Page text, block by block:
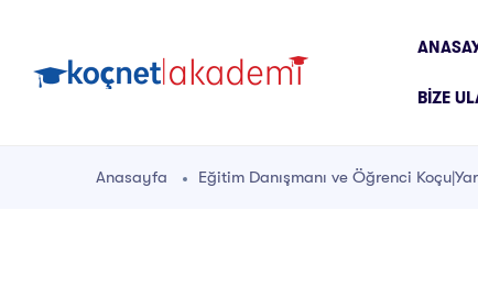
BIZE
Anasayfa Eğitim Danışmanı ve Öğrenci